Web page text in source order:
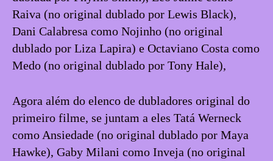
Raiva (no original dublado por Lewis Black),
Dani Calabresa como Nojinho (no original
dublado por Liza Lapira) e Octaviano Costa como
Medo (no original dublado por Tony Hale),
Agora além do elenco de dubladores original do
primeiro filme, se juntam a eles Tatá Werneck
como Ansiedade (no original dublado por Maya
Hawke), Gaby Milani como Inveja (no original